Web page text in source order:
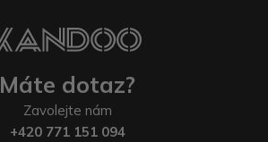
Máte dotaz?
Zavolejte nám
+420 771 151 094